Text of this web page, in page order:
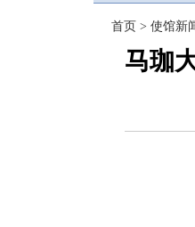
首页 > 使馆新
马珈